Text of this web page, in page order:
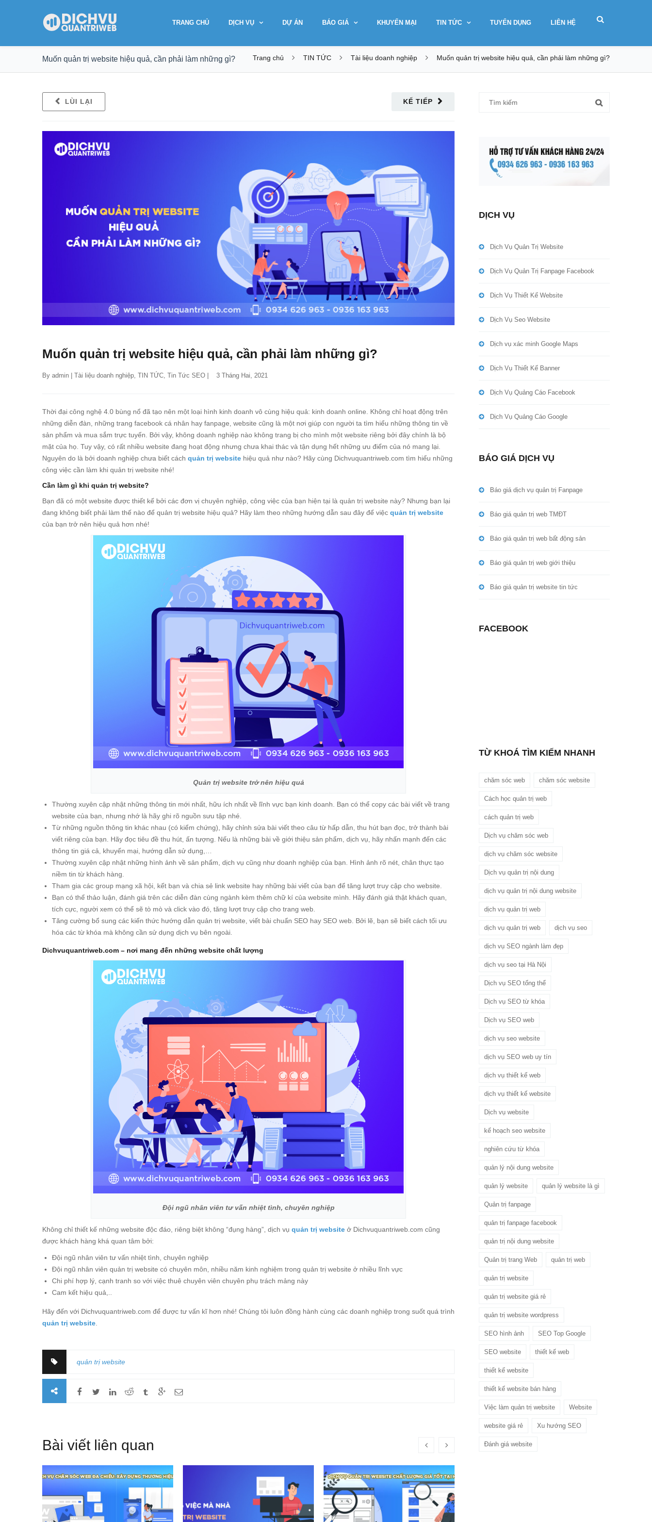
TRANG CHỦ DỊCH VỤ DỰ ÁN BÁO GIÁ KHUYẾN MẠI TIN TỨC TUYỂN DỤNG LIÊN HỆ
Muốn quản trị website hiệu quả, cần phải làm những gì? Trang chủ TIN TỨC Tài liệu doanh nghiệp Muốn quản trị website hiệu quả, cần phải làm những gì?
KẾ TIẾP
LÙI LẠI
Muốn quản trị website hiệu quả, cần phải làm những gì?
By admin Tài liệu doanh nghiệp, TIN TỨC, Tin Tức SEO |    3 Tháng Hai, 2021
Thời đại công nghệ 4.0 bùng nổ đã tạo nên một loại hình kinh doanh vô cùng hiệu quả: kinh doanh online. Không chỉ hoạt động trên
những diễn đàn, những trang facebook cá nhân hay fanpage, website cũng là một nơi giúp con người ta tìm hiểu những thông tin về
sản phẩm và mua sắm trực tuyến. Bởi vậy, không doanh nghiệp nào không trang bị cho mình một website riêng bởi đây chính là bộ
mặt của họ. Tuy vậy, có rất nhiều website đang hoạt động nhưng chưa khai thác và tận dụng hết những ưu điểm của nó mang lại.
Nguyên do là bởi doanh nghiệp chưa biết cách quản trị website hiệu quả như nào? Hãy cùng Dichvuquantriweb.com tìm hiểu những
công việc cần làm khi quản trị website nhé!
Cần làm gì khi quản trị website?
Bạn đã có một website được thiết kế bởi các đơn vị chuyên nghiệp, công việc của bạn hiện tại là quản trị website này? Nhưng bạn lại
đang không biết phải làm thế nào để quản trị website hiệu quả? Hãy làm theo những hướng dẫn sau đây để việc quản trị website
của bạn trở nên hiệu quả hơn nhé!
Quản trị website trở nên hiệu quả
Thường xuyên cập nhật những thông tin mới nhất, hữu ích nhất về lĩnh vực bạn kinh doanh. Bạn có thể copy các bài viết về trang
website của bạn, nhưng nhớ là hãy ghi rõ nguồn sưu tập nhé.
Từ những nguồn thông tin khác nhau (có kiểm chứng), hãy chỉnh sửa bài viết theo câu từ hấp dẫn, thu hút bạn đọc, trở thành bài
viết riêng của bạn. Hãy đọc tiêu đề thu hút, ấn tượng. Nếu là những bài về giới thiệu sản phẩm, dịch vụ, hãy nhấn mạnh đến các
thông tin giá cả, khuyến mại, hướng dẫn sử dụng,…
Thường xuyên cập nhật những hình ảnh về sản phẩm, dịch vụ cũng như doanh nghiệp của bạn. Hình ảnh rõ nét, chân thực tạo
niềm tin từ khách hàng.
Tham gia các group mạng xã hội, kết bạn và chia sẻ link website hay những bài viết của bạn để tăng lượt truy cập cho website.
Bạn có thể thảo luận, đánh giá trên các diễn đàn cùng ngành kèm thêm chữ kí của website mình. Hãy đánh giá thật khách quan,
tích cực, người xem có thể sẽ tò mò và click vào đó, tăng lượt truy cập cho trang web.
Tăng cường bổ sung các kiến thức hướng dẫn quản trị website, viết bài chuẩn SEO hay SEO web. Bởi lẽ, bạn sẽ biết cách tối ưu
hóa các từ khóa mà không cần sử dụng dịch vụ bên ngoài.
Dichvuquantriweb.com – nơi mang đến những website chất lượng
Đội ngũ nhân viên tư vấn nhiệt tình, chuyên nghiệp
Không chỉ thiết kế những website độc đáo, riêng biệt không “đụng hàng”, dịch vụ quản trị website ở Dichvuquantriweb.com cũng
được khách hàng khá quan tâm bởi:
Đội ngũ nhân viên tư vấn nhiệt tình, chuyên nghiệp
Đội ngũ nhân viên quản trị website có chuyên môn, nhiều năm kinh nghiệm trong quản trị website ở nhiều lĩnh vực
Chi phí hợp lý, cạnh tranh so với việc thuê chuyên viên chuyên phụ trách mảng này
Cam kết hiệu quả,..
Hãy đến với Dichvuquantriweb.com để được tư vấn kĩ hơn nhé! Chúng tôi luôn đồng hành cùng các doanh nghiệp trong suốt quá trình
quản trị website.
quản trị website
Bài viết liên quan
DỊCH VỤ
Dịch Vụ Quản Trị Website
Dịch Vụ Quản Trị Fanpage Facebook
Dịch Vụ Thiết Kế Website
Dịch Vụ Seo Website
Dịch vụ xác minh Google Maps
Dịch Vụ Thiết Kế Banner
Dịch Vụ Quảng Cáo Facebook
Dịch Vụ Quảng Cáo Google
BÁO GIÁ DỊCH VỤ
Báo giá dịch vụ quản trị Fanpage
Báo giá quản trị web TMĐT
Báo giá quản trị web bất động sản
Báo giá quản trị web giới thiệu
Báo giá quản trị website tin tức
FACEBOOK
TỪ KHOÁ TÌM KIẾM NHANH
chăm sóc web chăm sóc website
Cách học quản trị web
cách quản trị web
Dịch vụ chăm sóc web
dịch vụ chăm sóc website
Dịch vụ quản trị nội dung
dịch vụ quản trị nội dung website
dịch vụ quản trị web
dịch vụ quản trị web dịch vụ seo
dịch vụ SEO ngành làm đẹp
dịch vụ seo tại Hà Nội
Dịch vụ SEO tổng thể
Dịch vụ SEO từ khóa
Dịch vụ SEO web
dịch vụ seo website
dịch vụ SEO web uy tín
dịch vụ thiết kế web
dịch vụ thiết kế website
Dịch vụ website
kế hoạch seo website
nghiên cứu từ khóa
quản lý nội dung website
quản lý website quản lý website là gì
Quản trị fanpage
quản trị fanpage facebook
quản trị nội dung website
Quản trị trang Web quản trị web
quản trị website
quản trị website giá rẻ
quản trị website wordpress
SEO hình ảnh SEO Top Google
SEO website thiết kế web
thiết kế website
thiết kế website bán hàng
Việc làm quản trị website Website
website giá rẻ Xu hướng SEO
Đánh giá website